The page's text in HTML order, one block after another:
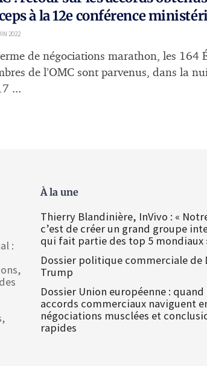
à la 12e conférence
2022
de négociations marathon, les 164
de l’OMC sont parvenus, dans la
...
:
À la une
Thierry Blandinière, InVivo : «
c’est de créer un grand groupe
qui fait partie des top 5 mondiaux
Dossier politique commerciale de
Trump
Dossier Union européenne : quand
accords commerciaux naviguent
négociations musclées et
rapides